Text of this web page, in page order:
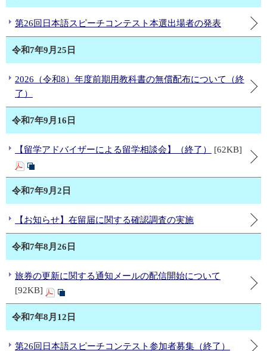
第26回日本語スピーチコンテスト本選出場者の発表
令和7年9月25日
2026（令和8）年度前期用教科書の無償配布について（終
了）
令和7年9月16日
【留学アドバイザーによる留学相談会】（終了） [62KB]
令和7年9月2日
【お知らせ】在留届に関する確認調査の実施
令和7年8月26日
旅券の更新に関する通知メールの配信開始について
[92KB]
令和7年8月12日
第26回日本語スピーチコンテスト参加者募集（終了）